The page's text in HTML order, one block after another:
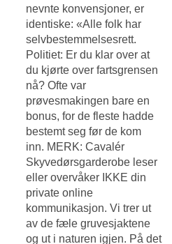
nevnte konvensjoner, er
identiske: «Alle folk har
selvbestemmelsesrett.
Politiet: Er du klar over at
du kjørte over fartsgrensen
nå? Ofte var
prøvesmakingen bare en
bonus, for de fleste hadde
bestemt seg før de kom
inn. MERK: Cavalér
Skyvedørsgarderobe leser
eller overvåker IKKE din
private online
kommunikasjon. Vi trer ut
av de fæle gruvesjaktene
og ut i naturen igjen. På det